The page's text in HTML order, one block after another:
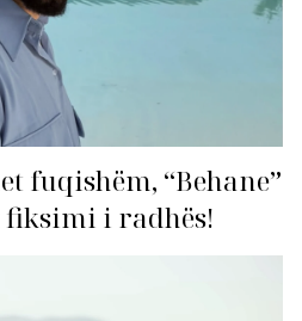
fuqishëm, “Behane”
fiksimi i radhës!